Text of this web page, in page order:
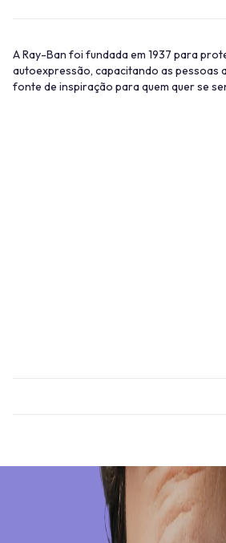
A Ray-Ban foi fundada em 1937 para
autoexpressão, capacitando as pessoas
fonte de inspiração para quem quer se